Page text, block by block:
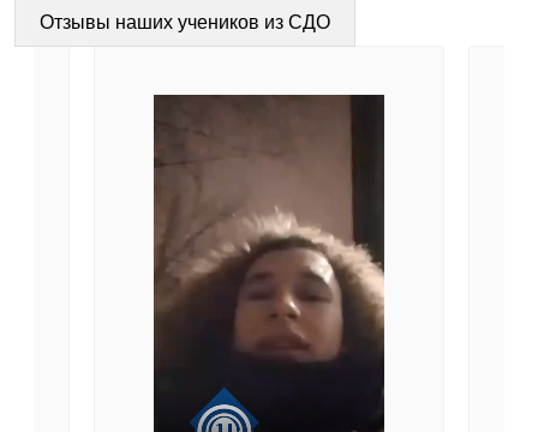
Отзывы наших учеников из СДО